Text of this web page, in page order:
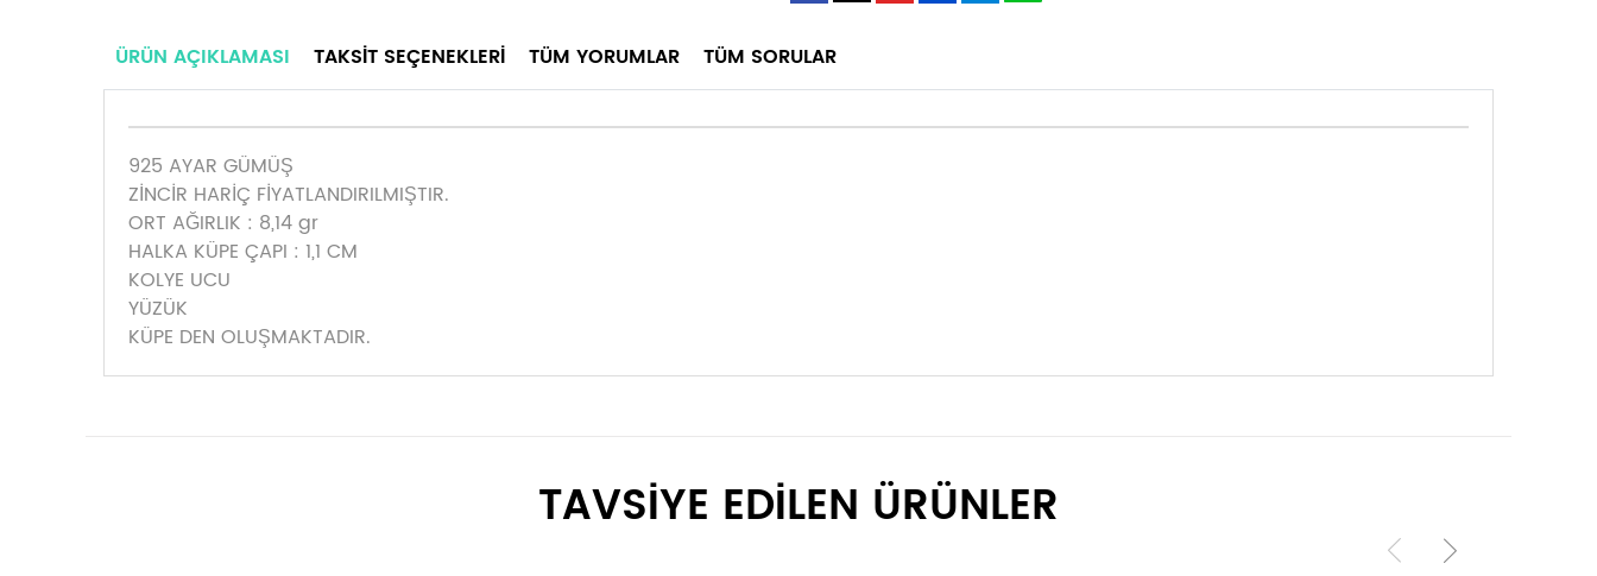
ÜRÜN AÇIKLAMASI TAKSIT SEÇENEKLERI TÜM YORUMLAR TÜM SORULAR
925 AYAR GÜMÜŞ
ZİNCİR HARİÇ FİYATLANDIRILMIŞTIR.
ORT AĞIRLIK : 8,14 gr
HALKA KÜPE ÇAPI : 1,1 CM
KOLYE UCU
YÜZÜK
KÜPE DEN OLUŞMAKTADIR.
TAVSİYE EDİLEN ÜRÜNLER